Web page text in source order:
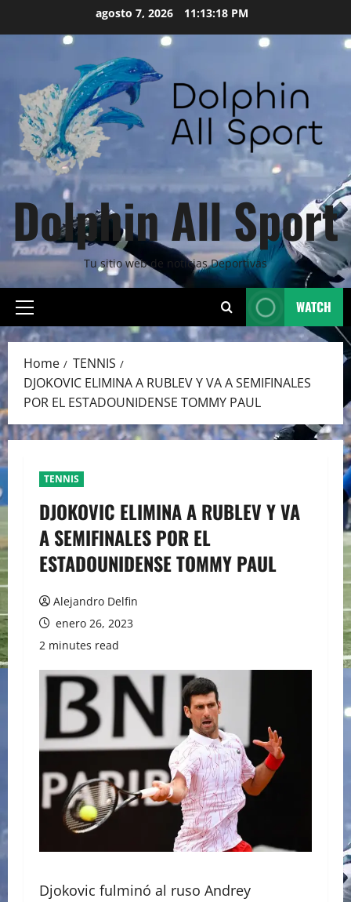
agosto 7, 2026 11:13:19 PM
Dolphin All Sport
Tu sitio web de noticias Deportivas
Primary
Menu
WATCH
Home
TENNIS
DJOKOVIC ELIMINA A RUBLEV Y VA A SEMIFINALES
POR EL ESTADOUNIDENSE TOMMY PAUL
TENNIS
DJOKOVIC ELIMINA A RUBLEV Y VA
A SEMIFINALES POR EL
ESTADOUNIDENSE TOMMY PAUL
Alejandro Delfin
enero 26, 2023
2 minutes read
Djokovic fulminó al ruso Andrey